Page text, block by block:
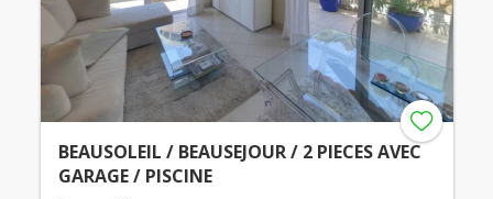
BEAUSOLEIL / BEAUSEJOUR / 2 PIECES AVEC
GARAGE / PISCINE